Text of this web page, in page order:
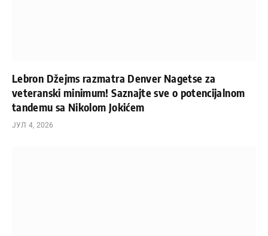
Lebron Džejms razmatra Denver Nagetse za
veteranski minimum! Saznajte sve o potencijalnom
tandemu sa Nikolom Jokićem
ЈУЛ 4, 2026